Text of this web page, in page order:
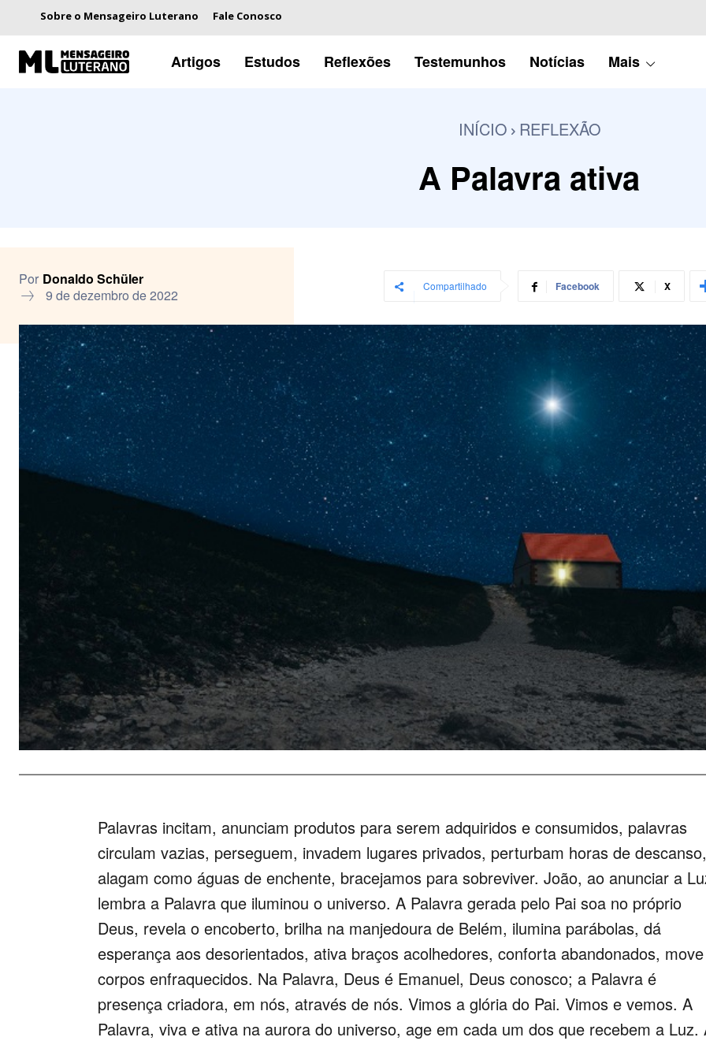
Sobre o Mensageiro Luterano Fale Conosco
Artigos Estudos Reflexões Testemunhos Notícias Mais
INÍCIO REFLEXÃO
A Palavra ativa
Por Donaldo Schüler
9 de dezembro de 2022
Compartilhado Facebook X
Palavras incitam, anunciam produtos para serem adquiridos e consumidos, palavras
circulam vazias, perseguem, invadem lugares privados, perturbam horas de descanso,
alagam como águas de enchente, bracejamos para sobreviver. João, ao anunciar a
lembra a Palavra que iluminou o universo. A Palavra gerada pelo Pai soa no próprio
Deus, revela o encoberto, brilha na manjedoura de Belém, ilumina parábolas, dá
esperança aos desorientados, ativa braços acolhedores, conforta abandonados, move
corpos enfraquecidos. Na Palavra, Deus é Emanuel, Deus conosco; a Palavra é
presença criadora, em nós, através de nós. Vimos a glória do Pai. Vimos e vemos. A
Palavra, viva e ativa na aurora do universo, age em cada um dos que recebem a Luz.